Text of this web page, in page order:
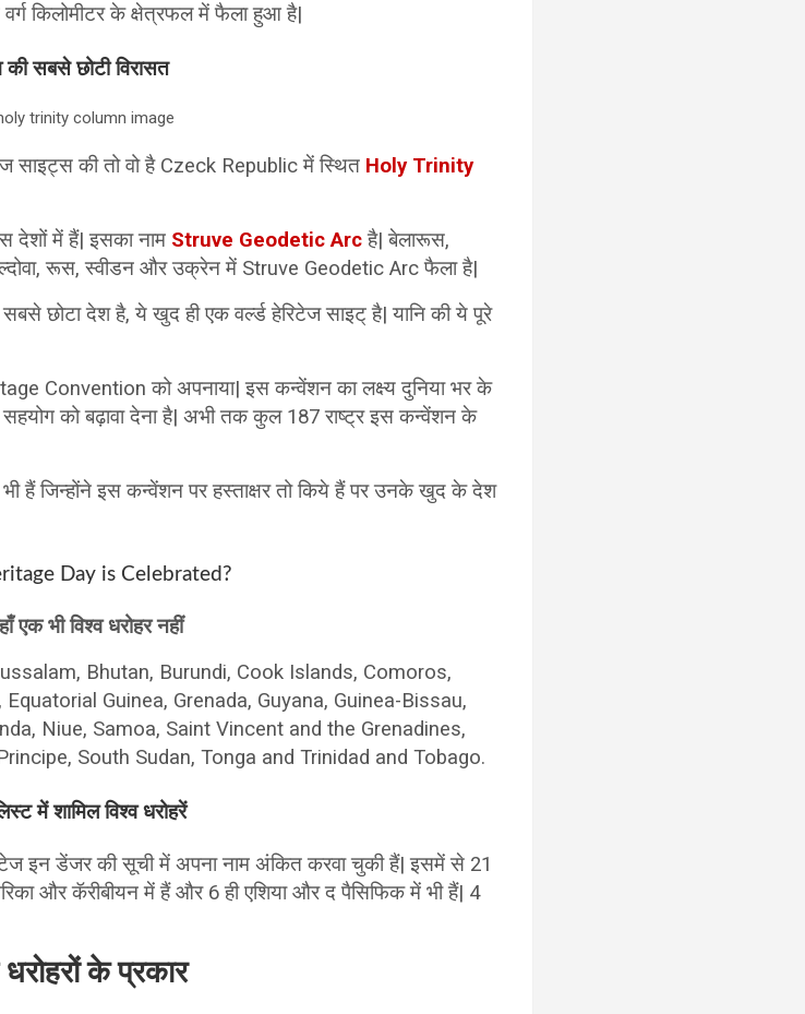
किलोमीटर के क्षेत्रफल में फैला हुआ है|
की सबसे छोटी विरासत
साइट्स की तो वो है Czeck Republic में स्थित Holy Trinity
देशों में हैं| इसका नाम Struve Geodetic Arcहै| बेलारूस,
रूस, स्वीडन और उक्रेन में Struve Geodetic Arc फैला है|
छोटा देश है, ये खुद ही एक वर्ल्ड हेरिटेज साइट् है| यानि की ये पूरे
Convention को अपनाया| इस कन्वेंशन का लक्ष्य दुनिया भर के
सहयोग को बढ़ावा देना है| अभी तक कुल 187 राष्ट्र इस कन्वेंशन के
हैं जिन्होंने इस कन्वेंशन पर हस्ताक्षर तो किये हैं पर उनके खुद के देश
Day is Celebrated?
एक भी विश्व धरोहर नहीं
Bhutan, Burundi, Cook Islands, Comoros,
Guinea, Grenada, Guyana, Guinea-Bissau,
Niue, Samoa, Saint Vincent and the Grenadines,
South Sudan, Tonga and Trinidad and Tobago.
में शामिल विश्व धरोहरें
इन डेंजर की सूची में अपना नाम अंकित करवा चुकी हैं| इसमें से 21
और कॅरीबीयन में हैं और 6 ही एशिया और द पैसिफिक में भी हैं| 4
धरोहरों के प्रकार